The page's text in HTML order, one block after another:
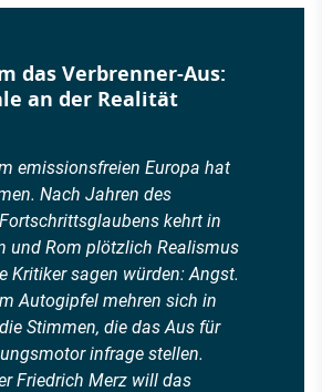
das Verbrenner-Aus:
an der Realität
emissionsfreien Europa hat
Nach Jahren des
kehrt in
und Rom plötzlich Realismus
Kritiker sagen würden: Angst.
Autogipfel mehren sich in
Stimmen, die das Aus für
infrage stellen.
Friedrich Merz will das